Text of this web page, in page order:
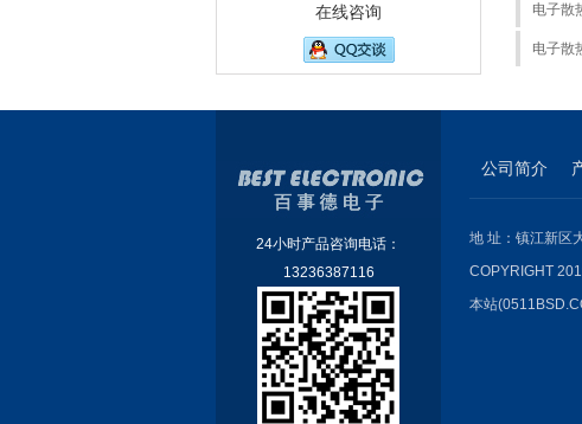
在线咨询 电子散
电子散
24小时产品咨询电话：
13236387116
公司简介
地 址：镇江新区
COPYRIGHT
本站